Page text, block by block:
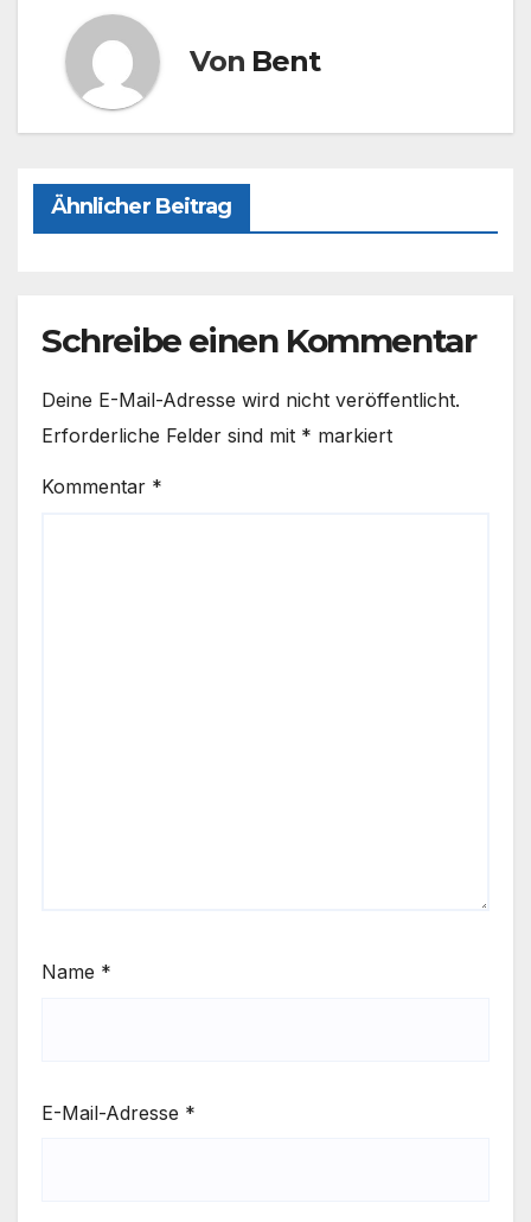
o
o
k
o
n
Von Bent
Ähnlicher Beitrag
Schreibe einen Kommentar
Deine E-Mail-Adresse wird nicht veröffentlicht.
Erforderliche Felder sind mit * markiert
Kommentar *
Name *
E-Mail-Adresse *